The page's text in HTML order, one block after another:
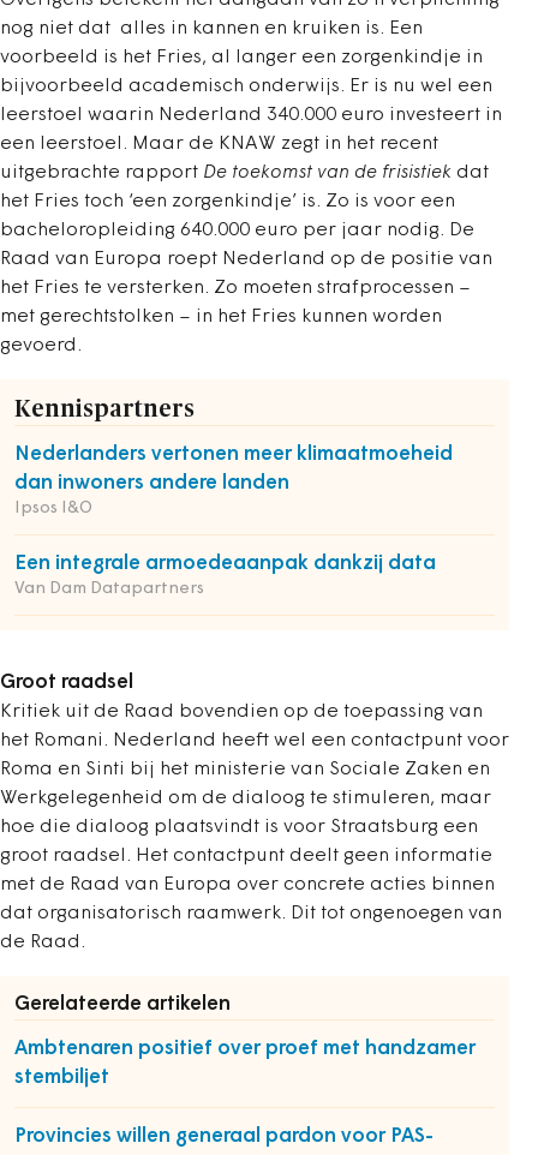
nog niet dat alles in kannen en kruiken is. Een
voorbeeld is het Fries, al langer een zorgenkindje in
bijvoorbeeld academisch onderwijs. Er is nu wel een
leerstoel waarin Nederland 340.000 euro investeert in
een leerstoel. Maar de KNAW zegt in het recent
uitgebrachte rapport De toekomst van de frisistiek dat
het Fries toch ‘een zorgenkindje’ is. Zo is voor een
bacheloropleiding 640.000 euro per jaar nodig. De
Raad van Europa roept Nederland op de positie van
het Fries te versterken. Zo moeten strafprocessen –
met gerechtstolken – in het Fries kunnen worden
gevoerd.
Kennispartners
Nederlanders vertonen meer klimaatmoeheid
dan inwoners andere landen
Ipsos I&O
Een integrale armoedeaanpak dankzij data
Van Dam Datapartners
Groot raadsel
Kritiek uit de Raad bovendien op de toepassing van
het Romani. Nederland heeft wel een contactpunt voor
Roma en Sinti bij het ministerie van Sociale Zaken en
Werkgelegenheid om de dialoog te stimuleren, maar
hoe die dialoog plaatsvindt is voor Straatsburg een
groot raadsel. Het contactpunt deelt geen informatie
met de Raad van Europa over concrete acties binnen
dat organisatorisch raamwerk. Dit tot ongenoegen van
de Raad.
Gerelateerde artikelen
Ambtenaren positief over proef met handzamer
stembiljet
Provincies willen generaal pardon voor PAS-